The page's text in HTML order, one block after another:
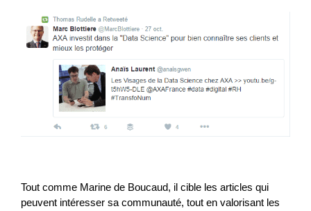
Tout comme Marine de Boucaud, il cible les articles qui
peuvent intéresser sa communauté, tout en valorisant les